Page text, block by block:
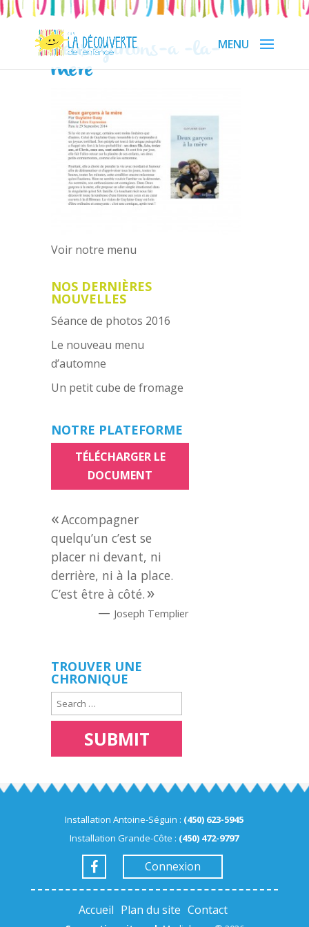
Deux-garcons-a -la-
mere
Voir notre menu
NOS DERNIÈRES
NOUVELLES
Séance de photos 2016
Le nouveau menu
d’automne
Un petit cube de fromage
NOTRE PLATEFORME
TÉLÉCHARGER LE
DOCUMENT
Accompagner
quelqu’un c’est se
placer ni devant, ni
derrière, ni à la place.
C’est être à côté.
— Joseph Templier
TROUVER UNE
CHRONIQUE
Installation Antoine-Séguin : (450) 623-5945
Installation Grande-Côte : (450) 472-9797
Connexion
Accueil Plan du site Contact